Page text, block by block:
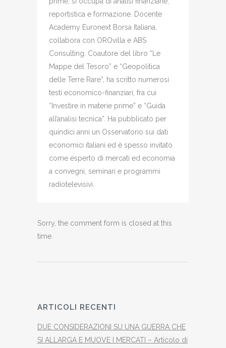
reportistica e formazione. Docente
Academy Euronext Borsa Italiana,
collabora con OROvilla e ABS
Consulting. Coautore del libro “Le
Mappe del Tesoro” e “Geopolitica
delle Terre Rare”, ha scritto numerosi
testi economico-finanziari, fra cui
“Investire in materie prime” e “Guida
all’analisi tecnica”. Ha pubblicato per
quindici anni un Osservatorio sui dati
economici italiani ed è spesso invitato
come esperto di mercati ed economia
a convegni, seminari e programmi
radiotelevisivi.
Sorry, the comment form is closed at this
time.
ARTICOLI RECENTI
DUE CONSIDERAZIONI SU UNA GUERRA CHE
SI ALLARGA E MUOVE I MERCATI – Articolo di